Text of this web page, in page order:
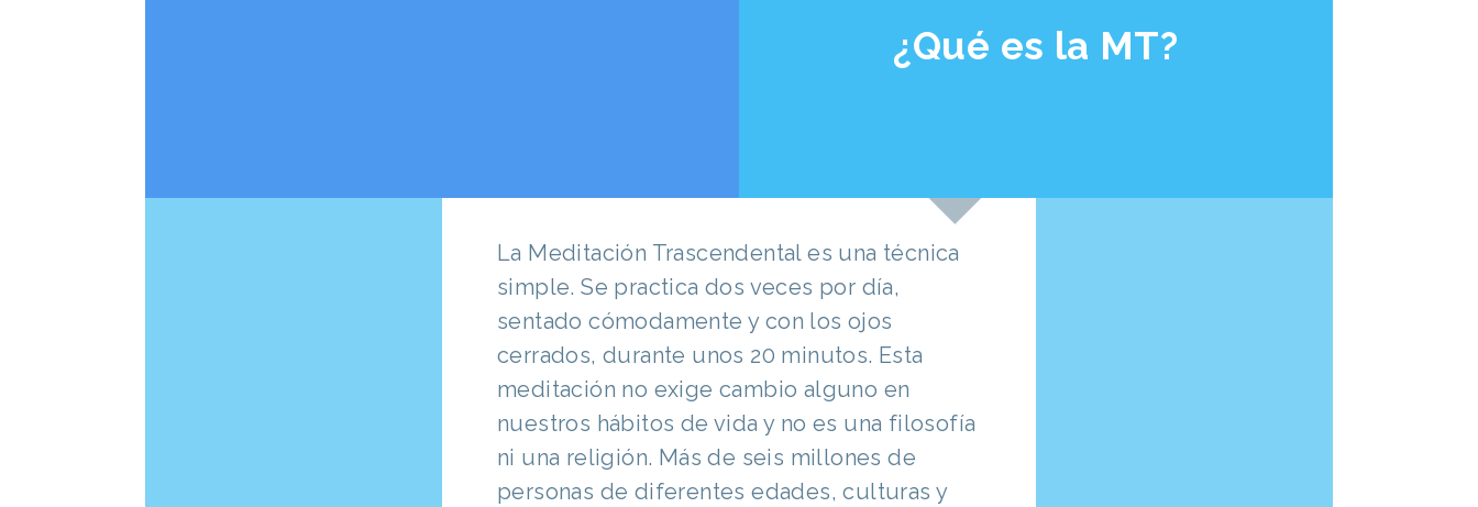
¿Qué es la MT?
La Meditación Trascendental es una técnica
simple. Se practica dos veces por día,
sentado cómodamente y con los ojos
cerrados, durante unos 20 minutos. Esta
meditación no exige cambio alguno en
nuestros hábitos de vida y no es una filosofía
ni una religión. Más de seis millones de
personas de diferentes edades, culturas y